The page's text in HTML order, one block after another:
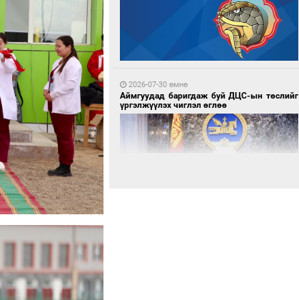
Санхүүгийн хэмнэлтийн горимд эрүүл
мэндийн салбар хамаарахгүй
2026-07-30 өмнө
Аймгуудад баригдаж буй ДЦС-ын төслийг
үргэлжүүлэх чиглэл өглөө